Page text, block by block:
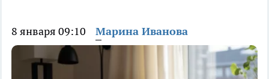
8 января 09:10 Марина Иванова